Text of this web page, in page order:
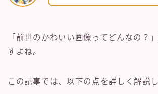
「前世のかわいい画像ってどんなの？
すよね。
この記事では、以下の点を詳しく解説